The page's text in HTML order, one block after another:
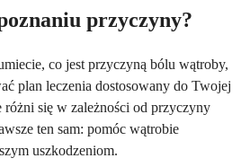
przyczyny?
co jest przyczyną bólu wątroby,
plan leczenia dostosowany do Twojej
różni się w zależności od przyczyny
ten sam: pomóc wątrobie
uszkodzeniom.